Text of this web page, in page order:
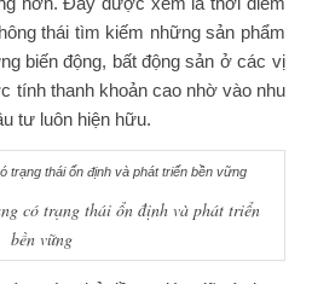
thái tìm kiếm những sản phẩm
biến động, bất động sản ở các vị
tính thanh khoản cao nhờ vào nhu
tư luôn hiện hữu.
có trạng thái ổn định và phát triển
bền vững